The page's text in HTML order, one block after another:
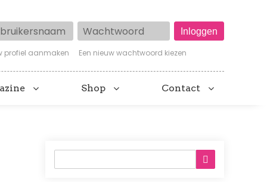
Wachtwoord
profiel aanmaken Een nieuw wachtwoord kiezen
Shop Contact